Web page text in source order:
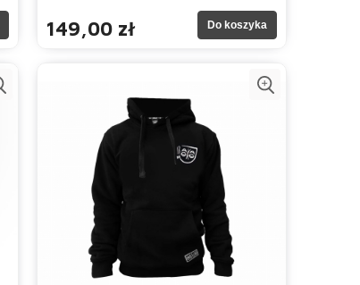
149,00 zł Do koszyka